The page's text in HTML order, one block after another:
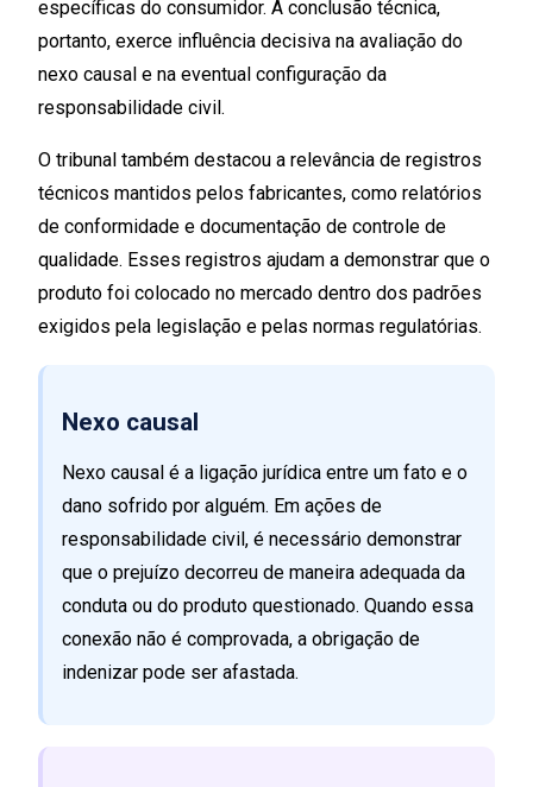
específicas do consumidor. A conclusão técnica,
portanto, exerce influência decisiva na avaliação do
nexo causal e na eventual configuração da
responsabilidade civil.
O tribunal também destacou a relevância de registros
técnicos mantidos pelos fabricantes, como relatórios
de conformidade e documentação de controle de
qualidade. Esses registros ajudam a demonstrar que o
produto foi colocado no mercado dentro dos padrões
exigidos pela legislação e pelas normas regulatórias.
Nexo causal
Nexo causal é a ligação jurídica entre um fato e o
dano sofrido por alguém. Em ações de
responsabilidade civil, é necessário demonstrar
que o prejuízo decorreu de maneira adequada da
conduta ou do produto questionado. Quando essa
conexão não é comprovada, a obrigação de
indenizar pode ser afastada.